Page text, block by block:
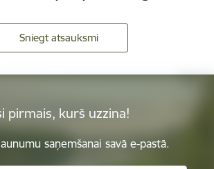
Sniegt atsauksmi
pirmais, kurš uzzina!
saņemšanai savā e-pastā.